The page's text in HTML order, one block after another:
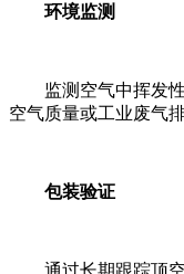
环境监测
监测空气中挥发性
空气质量或工业废气排
包装验证